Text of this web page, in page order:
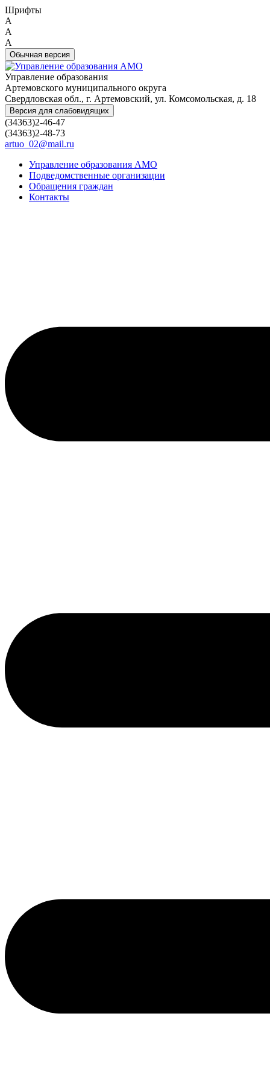
Шрифты
A
A
A
Обычная версия
Управление образования
Артемовского муниципального округа
Свердловская обл., г. Артемовский, ул. Комсомольская, д. 18
Версия для слабовидящих
(34363)2-46-47
(34363)2-48-73
artuo_02@mail.ru
Управление образования АМО
Подведомственные организации
Обращения граждан
Контакты